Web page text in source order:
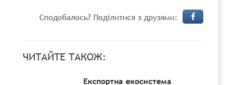
Сподобалось? Поділитися з друзями:
ЧИТАЙТЕ ТАКОЖ:
Експортна екосистема